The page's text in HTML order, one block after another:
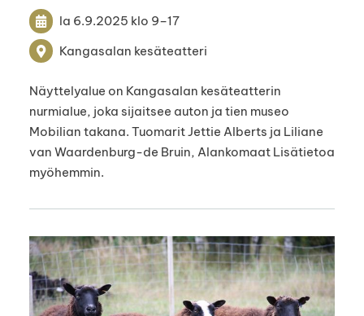
la 6.9.2025 klo 9–17
Kangasalan kesäteatteri
Näyttelyalue on Kangasalan kesäteatterin
nurmialue, joka sijaitsee auton ja tien museo
Mobilian takana. Tuomarit Jettie Alberts ja Liliane
van Waardenburg-de Bruin, Alankomaat Lisätietoa
myöhemmin.